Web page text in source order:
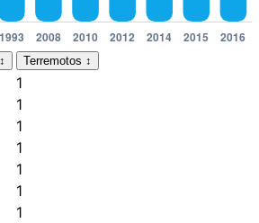
↕ Terremotos ↕
1
1
1
1
1
1
1